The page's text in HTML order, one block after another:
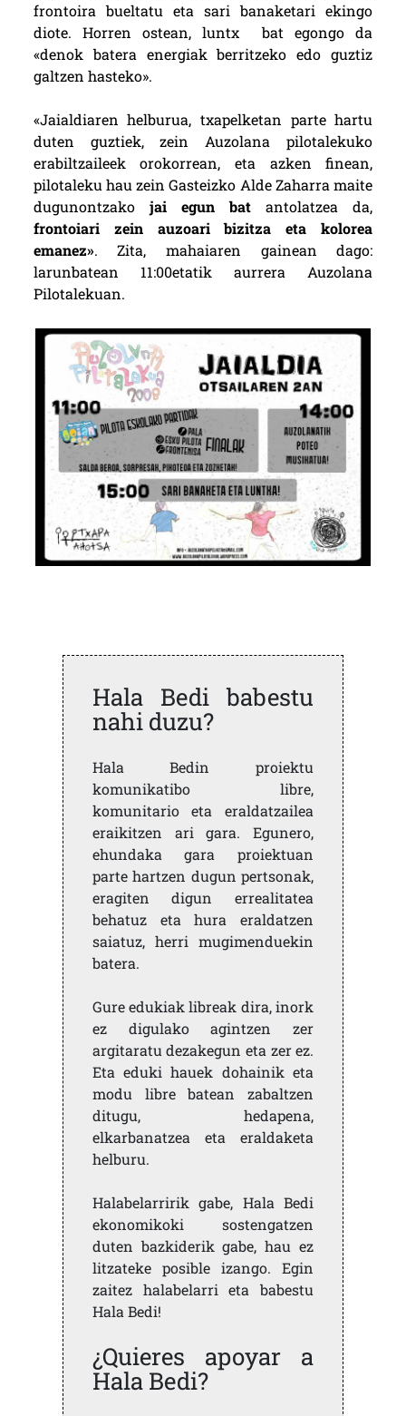
frontoira bueltatu eta sari banaketari ekingo
diote. Horren ostean, luntx bat egongo da
«denok batera energiak berritzeko edo guztiz
galtzen hasteko».
«Jaialdiaren helburua, txapelketan parte hartu
duten guztiek, zein Auzolana pilotalekuko
erabiltzaileek orokorrean, eta azken finean,
pilotaleku hau zein Gasteizko Alde Zaharra maite
dugunontzako jai egun bat antolatzea da,
frontoiari zein auzoari bizitza eta kolorea
emanez». Zita, mahaiaren gainean dago:
larunbatean 11:00etatik aurrera Auzolana
Pilotalekuan.
Hala Bedi babestu
nahi duzu?
Hala Bedin proiektu
komunikatibo libre,
komunitario eta eraldatzailea
eraikitzen ari gara. Egunero,
ehundaka gara proiektuan
parte hartzen dugun pertsonak,
eragiten digun errealitatea
behatuz eta hura eraldatzen
saiatuz, herri mugimenduekin
batera.
Gure edukiak libreak dira, inork
ez digulako agintzen zer
argitaratu dezakegun eta zer ez.
Eta eduki hauek dohainik eta
modu libre batean zabaltzen
ditugu, hedapena,
elkarbanatzea eta eraldaketa
helburu.
Halabelarririk gabe, Hala Bedi
ekonomikoki sostengatzen
duten bazkiderik gabe, hau ez
litzateke posible izango. Egin
zaitez halabelarri eta babestu
Hala Bedi!
¿Quieres apoyar a
Hala Bedi?